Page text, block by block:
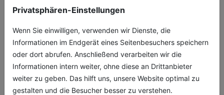
Privatsphären-Einstellungen
Wenn Sie einwilligen, verwenden wir Dienste, die
Informationen im Endgerät eines Seitenbesuchers speichern
oder dort abrufen. Anschließend verarbeiten wir die
Informationen intern weiter, ohne diese an Drittanbieter
weiter zu geben. Das hilft uns, unsere Website optimal zu
gestalten und die Besucher besser zu verstehen.
Nachhaltig erfolgreich: Erstes
öffentliches Schulgebäude in
Holzhybridbauweise in Stuttgart
fertiggestellt
Das „Bildungshaus NeckarPark“ in Bad
Cannstatt ist eines der größten und
innovativsten Schulbauprojekte der